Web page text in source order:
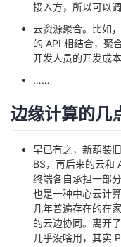
接入方，所以可以调
云资源聚合。比如
的 API 相结合，聚
开发人员的开发成本
……
边缘计算的几
早已有之，新葫装
BS，再后来的云和
终端各自承担一部
也是一种中心云计
几年普遍存在的在
的云边协同。离开
几乎没啥用，其实